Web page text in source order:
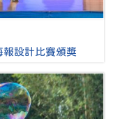
報設計比賽頒獎